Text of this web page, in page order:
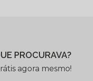
PROCURAVA?
agora mesmo!